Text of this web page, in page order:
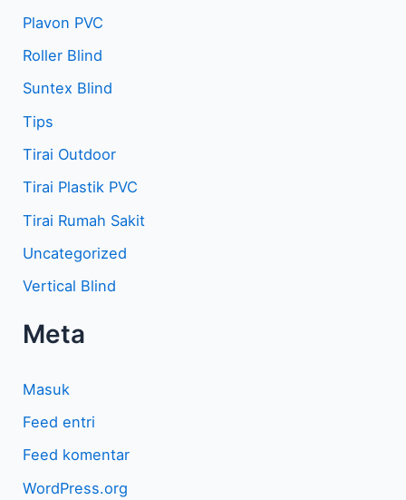
Plavon PVC
Roller Blind
Suntex Blind
Tips
Tirai Outdoor
Tirai Plastik PVC
Tirai Rumah Sakit
Uncategorized
Vertical Blind
Meta
Masuk
Feed entri
Feed komentar
WordPress.org